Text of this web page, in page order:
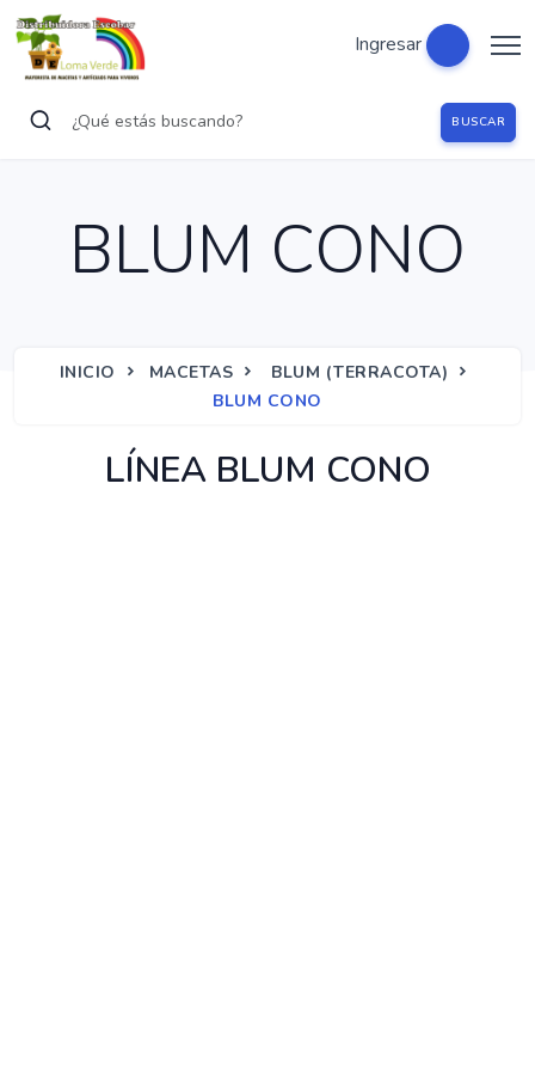
Ingresar
BUSCAR
BLUM CONO
INICIO MACETAS
BLUM (TERRACOTA)
BLUM CONO
LÍNEA BLUM CONO